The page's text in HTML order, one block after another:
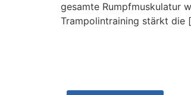
gesamte Rumpfmuskulatur
Trampolintraining stärkt die